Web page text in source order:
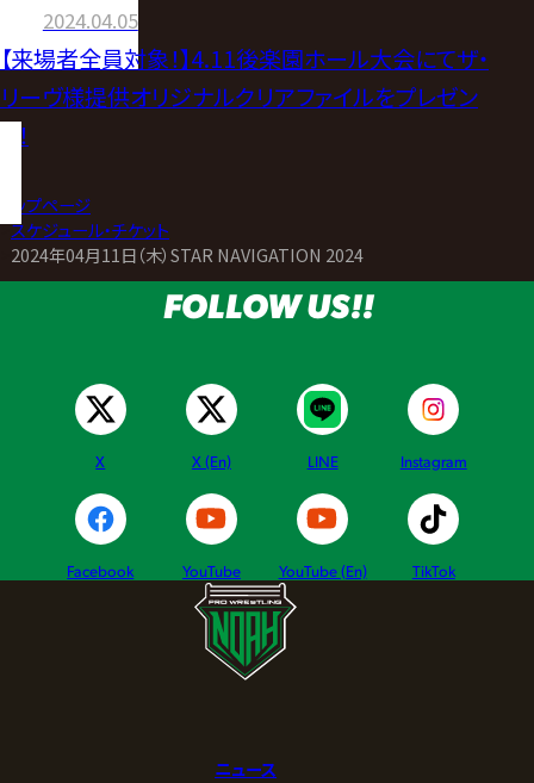
2024.04.05
【来場者全員対象！】4.11後楽園ホール大会にてザ・
リーヴ様提供オリジナルクリアファイルをプレゼン
ト！
トップページ
>スケジュール・チケット
2024年04月11日（木）STAR NAVIGATION 2024
FOLLOW US!!
X X (En) LINE Instagram
Facebook YouTube YouTube (En) TikTok
ニュース